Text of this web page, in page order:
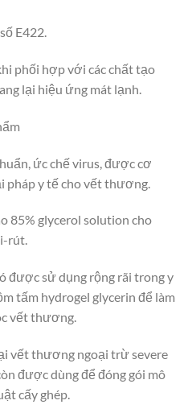
E422.
phối hợp với các chất tạo
lại hiệu ứng mát lạnh.
ức chế virus, được cơ
pháp y tế cho vết thương.
85% glycerol solution cho
rút.
được sử dụng rộng rãi trong y
tấm hydrogel glycerin để làm
vết thương.
vết thương ngoại trừ severe
được dùng để đóng gói mô
cấy ghép.